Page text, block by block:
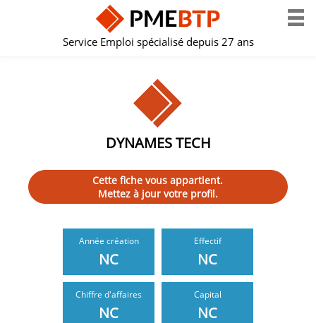
Service Emploi spécialisé depuis 27 ans
DYNAMES TECH
Cette fiche vous appartient.
Mettez à jour votre profil.
Année création
NC
Effectif
NC
Chiffre d'affaires
NC
Capital
NC